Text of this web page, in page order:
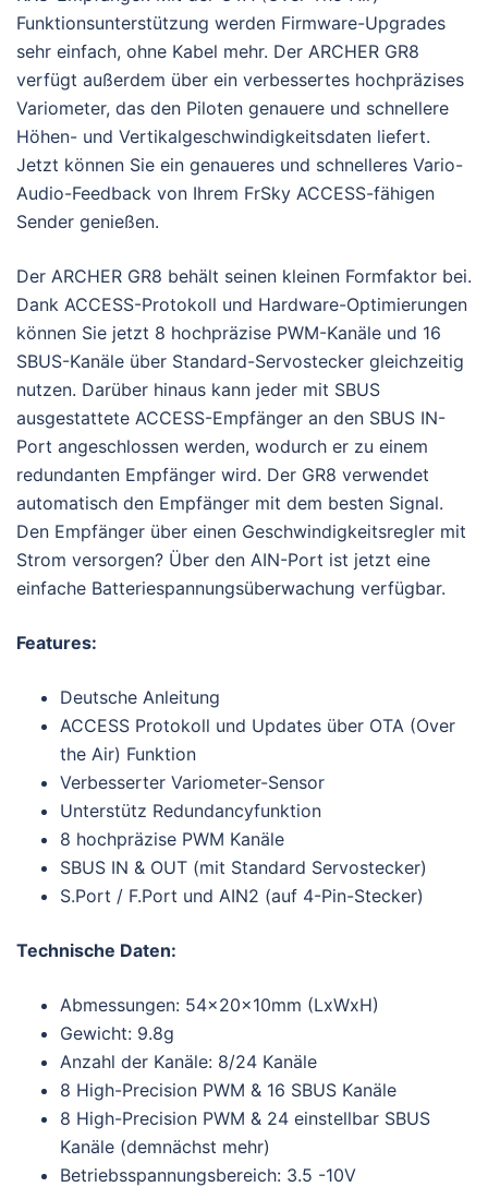
Funktionsunterstützung werden Firmware-Upgrades
sehr einfach, ohne Kabel mehr. Der ARCHER GR8
verfügt außerdem über ein verbessertes hochpräzises
Variometer, das den Piloten genauere und schnellere
Höhen- und Vertikalgeschwindigkeitsdaten liefert.
Jetzt können Sie ein genaueres und schnelleres Vario-
Audio-Feedback von Ihrem FrSky ACCESS-fähigen
Sender genießen.
Der ARCHER GR8 behält seinen kleinen Formfaktor bei.
Dank ACCESS-Protokoll und Hardware-Optimierungen
können Sie jetzt 8 hochpräzise PWM-Kanäle und 16
SBUS-Kanäle über Standard-Servostecker gleichzeitig
nutzen. Darüber hinaus kann jeder mit SBUS
ausgestattete ACCESS-Empfänger an den SBUS IN-
Port angeschlossen werden, wodurch er zu einem
redundanten Empfänger wird. Der GR8 verwendet
automatisch den Empfänger mit dem besten Signal.
Den Empfänger über einen Geschwindigkeitsregler mit
Strom versorgen? Über den AIN-Port ist jetzt eine
einfache Batteriespannungsüberwachung verfügbar.
Features:
Deutsche Anleitung
ACCESS Protokoll und Updates über OTA (Over
the Air) Funktion
Verbesserter Variometer-Sensor
Unterstütz Redundancyfunktion
8 hochpräzise PWM Kanäle
SBUS IN & OUT (mit Standard Servostecker)
S.Port / F.Port und AIN2 (auf 4-Pin-Stecker)
Technische Daten:
Abmessungen: 54x20x10mm (LxWxH)
Gewicht: 9.8g
Anzahl der Kanäle: 8/24 Kanäle
8 High-Precision PWM & 16 SBUS Kanäle
8 High-Precision PWM & 24 einstellbar SBUS
Kanäle (demnächst mehr)
Betriebsspannungsbereich: 3.5 -10V